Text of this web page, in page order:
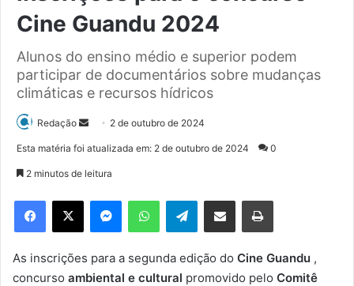
Cine Guandu 2024
Alunos do ensino médio e superior podem
participar de documentários sobre mudanças
climáticas e recursos hídricos
Redação
d
e
m
e
-
2 de outubro de 2024
Esta matéria foi atualizada em: 2 de outubro de 2024 0
2 minutos de leitura
Telegram
As inscrições para a segunda edição do Cine Guandu ,
concurso ambiental e cultural promovido pelo Comitê